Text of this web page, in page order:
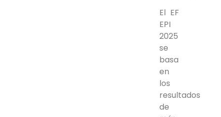
El EF
EPI
2025
se
basa
en
los
resultados
de